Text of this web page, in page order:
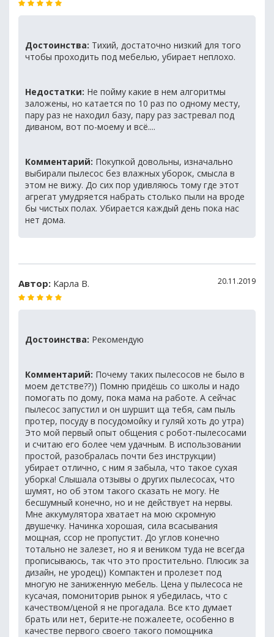
Достоинства: Тихий, достаточно низкий для того
чтобы проходить под мебелью, убирает неплохо.
Недостатки: Не пойму какие в нем алгоритмы
заложены, но катается по 10 раз по одному месту,
пару раз не находил базу, пару раз застревал под
диваном, вот по-моему и всё....
Комментарий: Покупкой довольны, изначально
выбирали пылесос без влажных уборок, смысла в
этом не вижу. До сих пор удивляюсь тому где этот
агрегат умудряется набрать столько пыли на вроде
бы чистых полах. Убирается каждый день пока нас
нет дома.
Автор: Карла В. 20.11.2019
Достоинства: Рекомендую
Комментарий: Почему таких пылесосов не было в
моем детстве??)) Помню придёшь со школы и надо
помогать по дому, пока мама на работе. А сейчас
пылесос запустил и он шуршит ща тебя, сам пыль
протер, посуду в посудомойку и гуляй хоть до утра)
Это мой первый опыт общения с робот-пылесосами
и считаю его более чем удачным. В использовании
простой, разобралась почти без инструкции)
убирает отлично, с ним я забыла, что такое сухая
уборка! Слышала отзывы о других пылесосах, что
шумят, но об этом такого сказать не могу. Не
бесшумный конечно, но и не действует на нервы.
Мне аккумулятора хватает на мою скромную
двушечку. Начинка хорошая, сила всасывания
мощная, ссор не пропустит. До углов конечно
тотально не залезет, но я и веником туда не всегда
прописываюсь, так что это простительно. Плюсик за
дизайн, не уродец)) Компактен и пролезет под
многую не заниженную мебель. Цена у пылесоса не
кусачая, помониторив рынок я убедилась, что с
качеством/ценой я не прогадала. Все кто думает
брать или нет, берите-не пожалеете, особенно в
качестве первого своего такого помощника